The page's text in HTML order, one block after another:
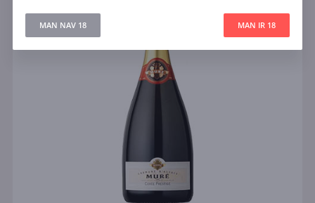
MAN NAV 18 MAN IR 18